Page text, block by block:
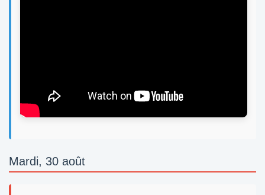
Mardi, 30 août